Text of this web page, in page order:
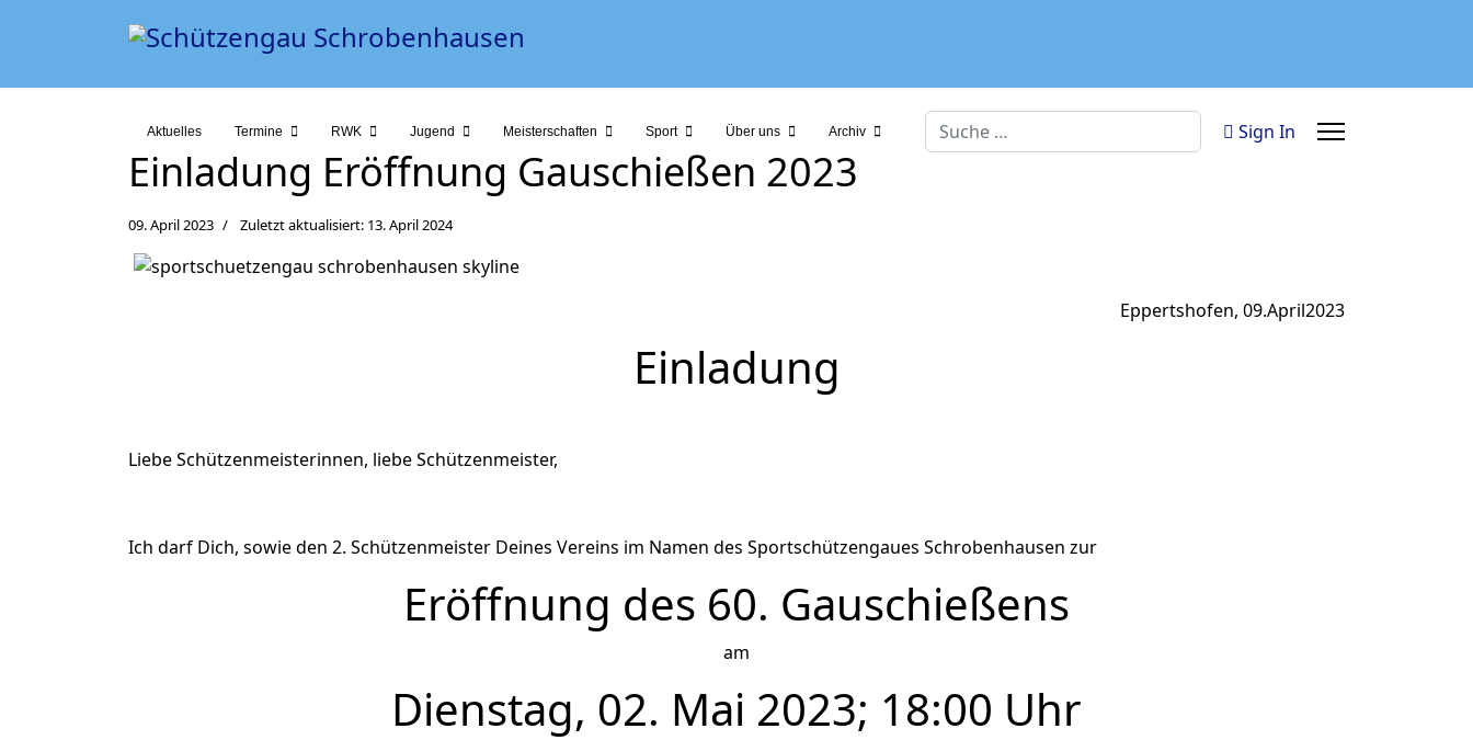
Aktuelles Termine RWK Jugend Meisterschaften Sport Über uns Archiv Suchen Sign In
Einladung Eröffnung Gauschießen 2023
09. April 2023 Zuletzt aktualisiert: 13. April 2024
Eppertshofen, 09.April2023
Einladung
Liebe Schützenmeisterinnen, liebe Schützenmeister,
Ich darf Dich, sowie den 2. Schützenmeister Deines Vereins im Namen des Sportschützengaues Schrobenhausen zur
Eröffnung des 60. Gauschießens
am
Dienstag, 02. Mai 2023; 18:00 Uhr